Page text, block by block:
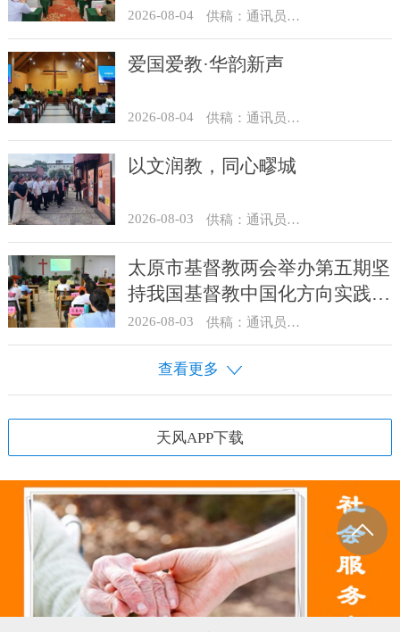
举办
2026-08-04 供稿：通讯员 汪浩
爱国爱教·华韵新声
2026-08-04 供稿：通讯员 景健美
以文润教，同心疁城
2026-08-03 供稿：通讯员 景健美
太原市基督教两会举办第五期坚
持我国基督教中国化方向实践能
力专题培训
2026-08-03 供稿：通讯员 王建春 摄影：史爱梅
查看更多
天风APP下载